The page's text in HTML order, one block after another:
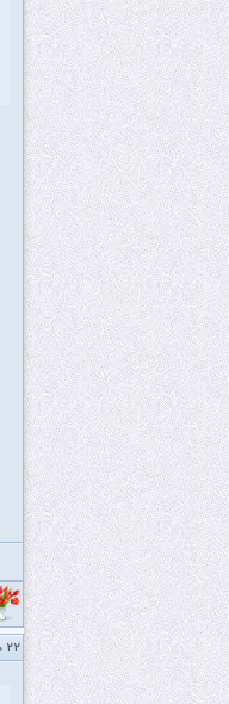
۲۲ مهر ۱۳۸۹, ۰۹:۰۷ ب.ظ